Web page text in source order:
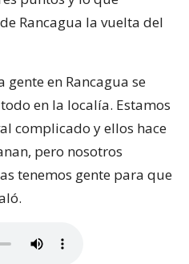
Rancagua la vuelta del
gente en Rancagua se
en la localía. Estamos
complicado y ellos hace
pero nosotros
tenemos gente para que